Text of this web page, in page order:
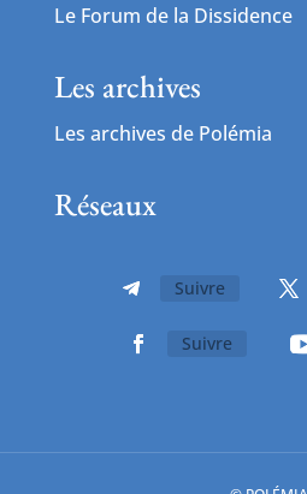
Le Forum de la Dissidence
Les archives
Les archives de Polémia
Réseaux
Suivre
Suivre